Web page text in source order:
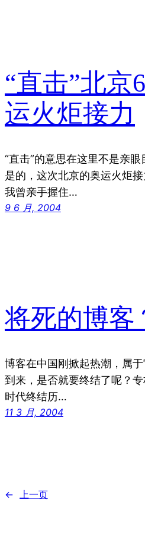
“直击”北京
运火炬接力
“直击”的意思在这里不是亲
是的，这次北京的奥运火炬
我曾亲手握住…
9 6 月, 2004
将死的博客
博客在中国刚掀起热潮，属
到来，是否就要终结了呢？
时代终结历…
11 3 月, 2004
← 上一页